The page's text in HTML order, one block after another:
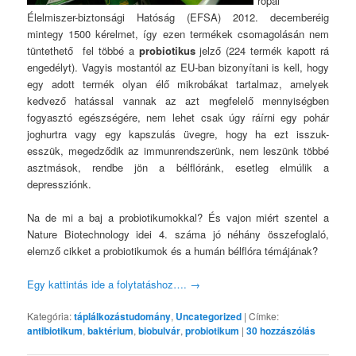
Élelmiszer-biztonsági Hatóság (EFSA) 2012. decemberéig
mintegy 1500 kérelmet, így ezen termékek csomagolásán nem
tüntethető fel többé a probiotikusjelző (224 termék kapott rá
engedélyt). Vagyis mostantól az EU-ban bizonyítani is kell, hogy
egy adott termék olyan élő mikrobákat tartalmaz, amelyek
kedvező hatással vannak az azt megfelelő mennyiségben
fogyasztó egészségére, nem lehet csak úgy ráírni egy pohár
joghurtra vagy egy kapszulás üvegre, hogy ha ezt isszuk-
esszük, megedződik az immunrendszerünk, nem leszünk többé
asztmások, rendbe jön a bélflóránk, esetleg elmúlik a
depressziónk.
Na de mi a baj a probiotikumokkal? És vajon miért szentel a
Nature Biotechnology idei 4. száma jó néhány összefoglaló,
elemző cikket a probiotikumok és a humán bélflóra témájának?
Egy kattintás ide a folytatáshoz…. →
Kategória:táplálkozástudomány, Uncategorized |Címke:
antibiotikum,baktérium,biobulvár,probiotikum |30hozzászólás